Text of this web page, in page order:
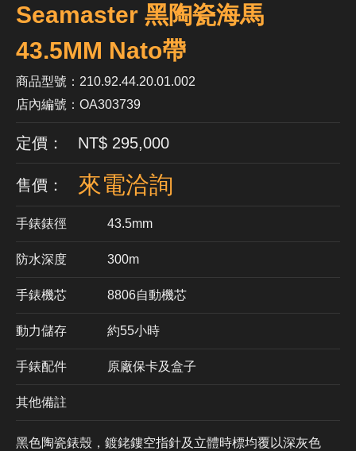
Seamaster 黑陶瓷海馬
43.5MM Nato帶
商品型號：210.92.44.20.01.002
店內編號：OA303739
定價： NT$ 295,000
售價： 來電洽詢
手錶錶徑 43.5mm
防水深度 300m
手錶機芯 ​8806自動機芯
動力儲存 約55小時
手錶配件 原廠保卡及盒子
其他備註
黑色陶瓷錶殼，鍍銠鏤空指針及立體時標均覆以深灰色